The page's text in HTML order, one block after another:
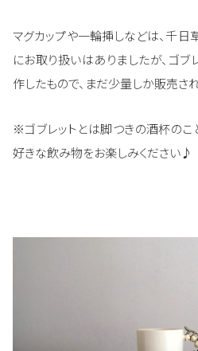
マグカップや一輪挿しなどは、千日
にお取り扱いはありましたが、ゴ
作したもので、まだ少量しか販売さ
※ゴブレットとは脚つきの酒杯のこ
好きな飲み物をお楽しみください♪